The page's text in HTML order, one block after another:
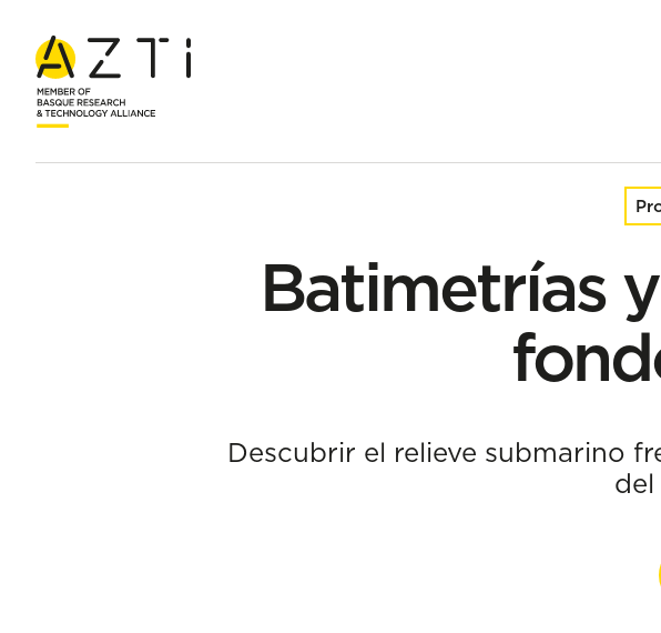
Inicio Productos Batimetrías y cartografías de los fondos marinos
Batimetrías
Descubrir el relieve submarino